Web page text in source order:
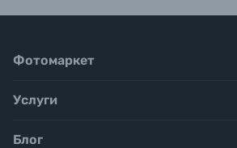
Фотомаркет
Услуги
Блог